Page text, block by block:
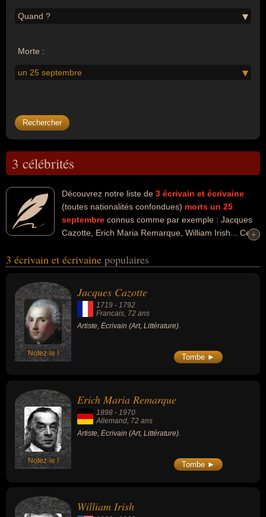
Quand ?
Morte :
un 25 septembre
3 célébrités
Découvrez notre liste de 3 écrivain et écrivaine
(toutes nationalités confondues) morts un 25
septembre connus comme par exemple : Jacques
Cazotte, Erich Maria Remarque, William Irish... Ces
l'art ou de la littérature. Ces célébrités peuvent également avoir été
nationalités au moment de leurs morts, ils peuvent avoir été
francais, allemand ou américain par exemple.
+
+
3 écrivain et écrivaine populaires
Notez-le !
Jacques Cazotte
1719 - 1792
Francais, 72 ans
Artiste, Écrivain (Art, Littérature).
Tombe ►
Notez-le !
Erich Maria Remarque
1898 - 1970
Allemand , 72 ans
Artiste, Écrivain (Art, Littérature).
Tombe ►
William Irish